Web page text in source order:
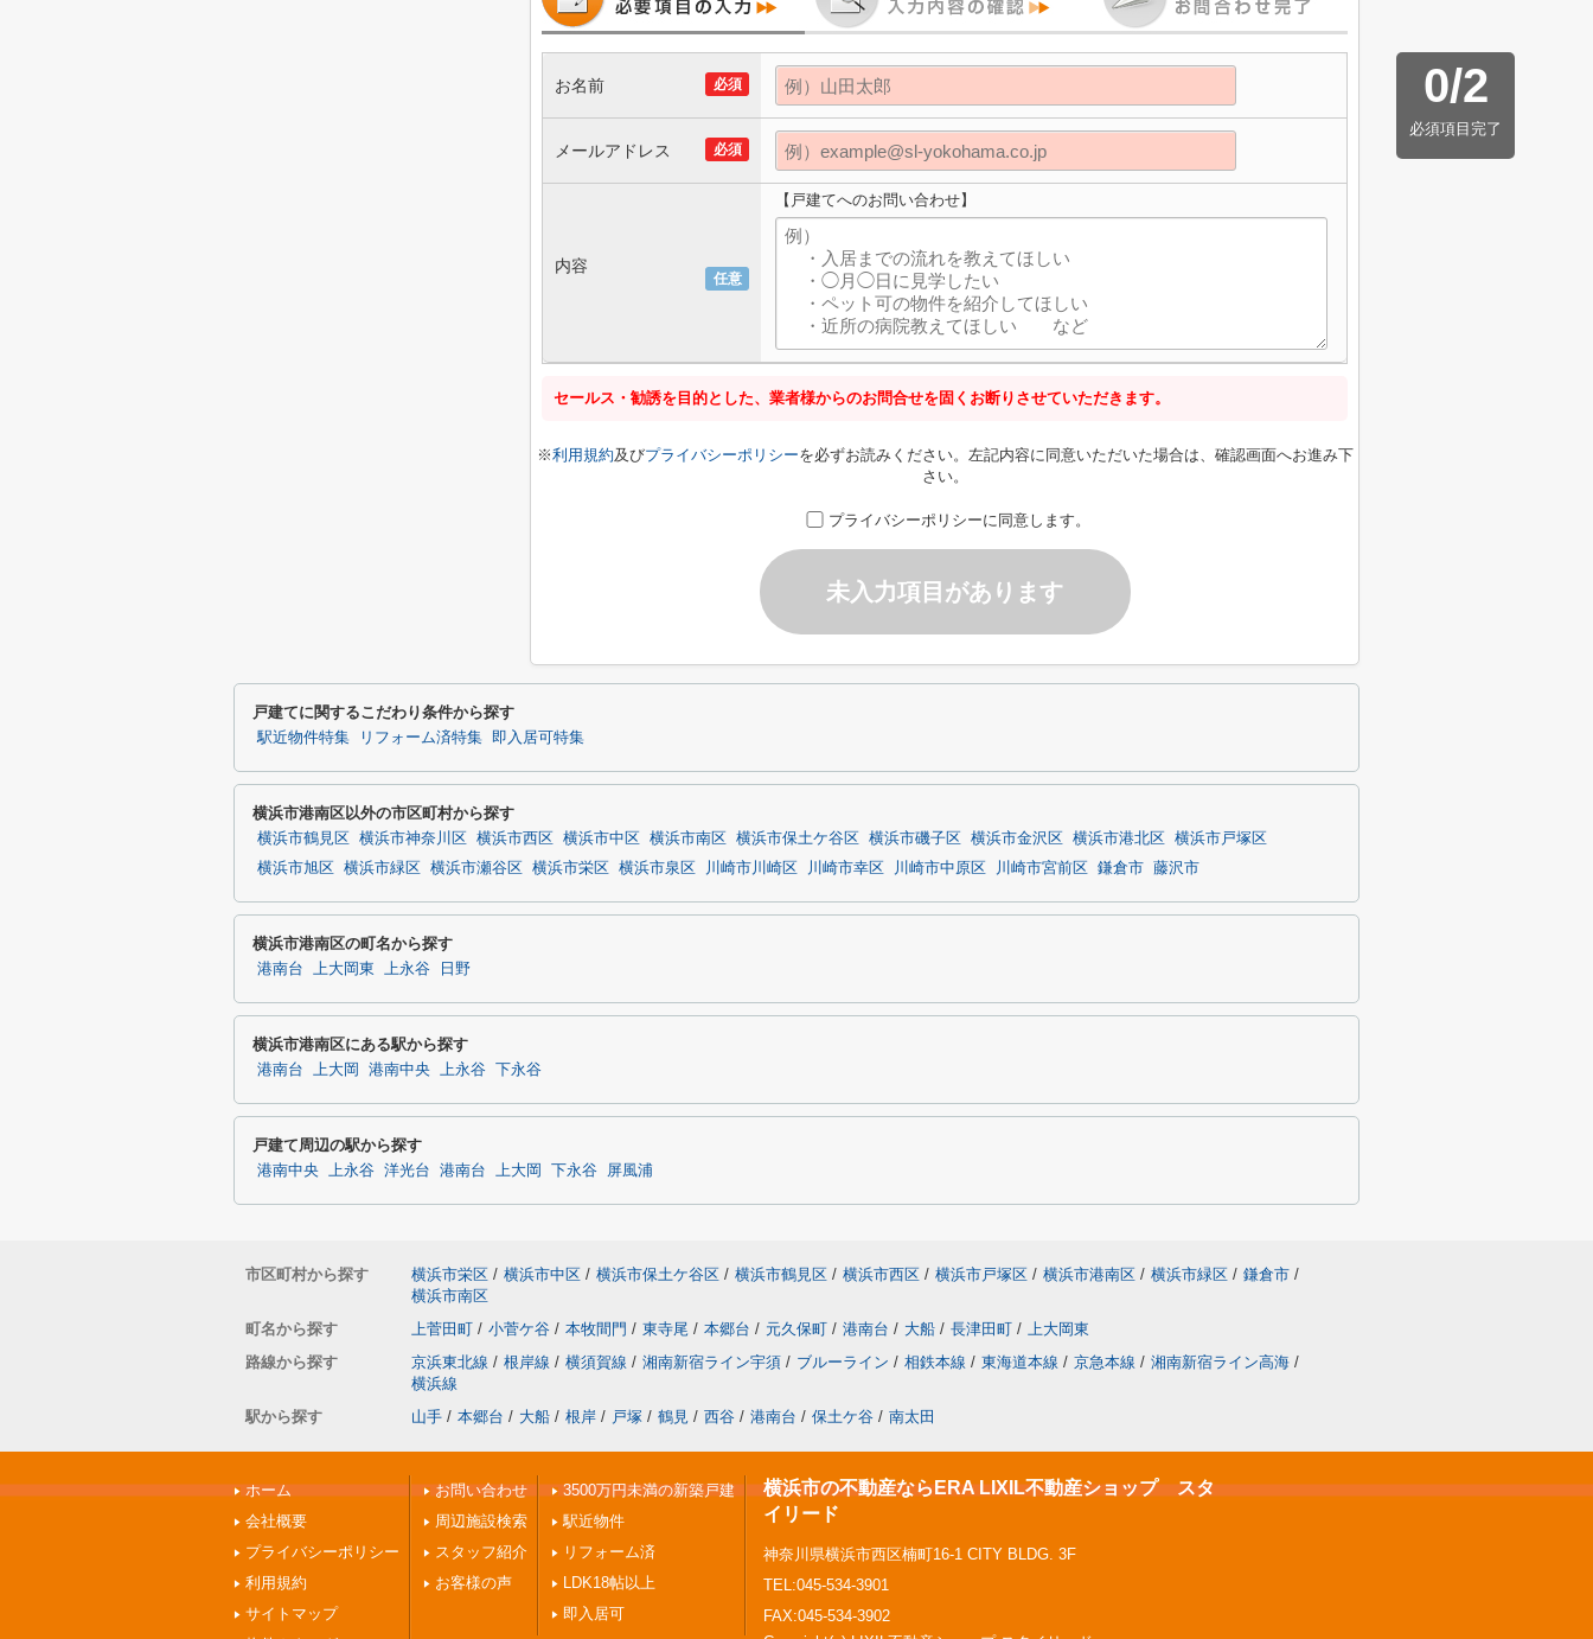
0/2
必須項目完了
必須
お名前
必須
メールアドレス
任意
内容
【戸建てへのお問い合わせ】
セールス・勧誘を目的とした、業者様からのお問合せを固くお断りさせていただきます。
※利用規約及びプライバシーポリシーを必ずお読みください。左記内容に同意いただいた場合は、確認画面へお進み下
さい。
プライバシーポリシーに同意します。
未入力項目があります
戸建てに関するこだわり条件から探す
駅近物件特集 リフォーム済特集 即入居可特集
横浜市港南区以外の市区町村から探す
横浜市鶴見区 横浜市神奈川区 横浜市西区 横浜市中区 横浜市南区 横浜市保土ケ谷区 横浜市磯子区 横浜市金沢区 横浜市港北区
横浜市戸塚区
横浜市旭区
横浜市緑区 横浜市瀬谷区 横浜市栄区 横浜市泉区 川崎市川崎区 川崎市幸区 川崎市中原区 川崎市宮前区 鎌倉市 藤沢市
横浜市港南区の町名から探す
港南台 上大岡東 上永谷 日野
横浜市港南区にある駅から探す
港南台 上大岡 港南中央 上永谷 下永谷
戸建て周辺の駅から探す
港南中央 上永谷 洋光台 港南台 上大岡 下永谷 屏風浦
市区町村から探す 横浜市栄区 / 横浜市中区 / 横浜市保土ケ谷区 / 横浜市鶴見区 / 横浜市西区 / 横浜市戸塚区 / 横浜市港南区 / 横浜市緑区 / 鎌倉市 /
横浜市南区
町名から探す
上菅田町 / 小菅ケ谷 / 本牧間門 / 東寺尾 / 本郷台 / 元久保町 / 港南台 / 大船 / 長津田町 / 上大岡東
路線から探す
京浜東北線 / 根岸線 / 横須賀線 / 湘南新宿ライン宇須 / ブルーライン / 相鉄本線 / 東海道本線 / 京急本線 / 湘南新宿ライン高海 /
横浜線
駅から探す
山手 / 本郷台 / 大船 / 根岸 / 戸塚 / 鶴見 / 西谷 / 港南台 / 保土ケ谷 / 南太田
ホーム
会社概要
プライバシーポリシー
利用規約
サイトマップ
お問い合わせ
周辺施設検索
スタッフ紹介
お客様の声
3500万円未満の新築戸建
駅近物件
リフォーム済
LDK18帖以上
即入居可
横浜市の不動産ならERA LIXIL不動産ショップ スタ
イリード
神奈川県横浜市西区楠町16-1 CITY BLDG. 3F
TEL:045-534-3901
FAX:045-534-3902